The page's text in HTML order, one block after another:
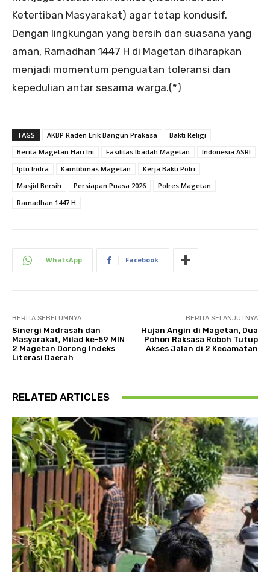
Ketertiban Masyarakat) agar tetap kondusif.
Dengan lingkungan yang bersih dan suasana yang
aman, Ramadhan 1447 H di Magetan diharapkan
menjadi momentum penguatan toleransi dan
kepedulian antar sesama warga.(*)
TAGS AKBP Raden Erik Bangun Prakasa
Bakti Religi
Berita Magetan Hari Ini
Fasilitas Ibadah Magetan
Indonesia ASRI
Iptu Indra
Kamtibmas Magetan
Kerja Bakti Polri
Masjid Bersih
Persiapan Puasa 2026
Polres Magetan
Ramadhan 1447 H
WhatsApp Facebook
BERITA SEBELUMNYA
Sinergi Madrasah dan
Masyarakat, Milad ke-59 MIN
2 Magetan Dorong Indeks
Literasi Daerah
BERITA SELANJUTNYA
Hujan Angin di Magetan, Dua
Pohon Raksasa Roboh Tutup
Akses Jalan di 2 Kecamatan
RELATED ARTICLES